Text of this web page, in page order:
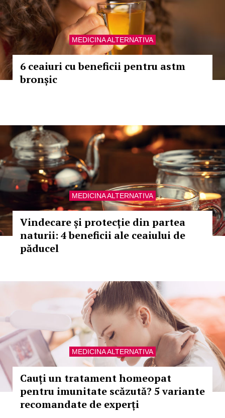
MEDICINA ALTERNATIVA
6 ceaiuri cu beneficii pentru astm
bronșic
MEDICINA ALTERNATIVA
Vindecare și protecție din partea
naturii: 4 beneficii ale ceaiului de
păducel
MEDICINA ALTERNATIVA
Cauți un tratament homeopat
pentru imunitate scăzută? 5 variante
recomandate de experți